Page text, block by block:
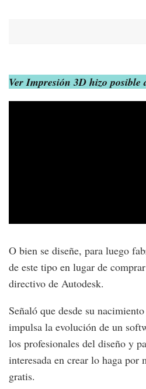
Ver Impresión 3D hizo posible
O bien se diseñe, para luego
de este tipo en lugar de
directivo de Autodesk.
Señaló que desde su
impulsa la evolución de un
los profesionales del diseño y
interesada en crear lo haga por
gratis.